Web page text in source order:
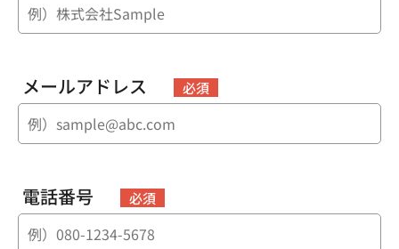
メールアドレス 必須
電話番号 必須